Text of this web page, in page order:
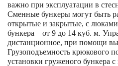
важно при эксплуатации в
Сменные бункеры могут быть
открытые и закрытые, с
бункера – от 9 до 14 куб. м.
дистанционное, при помощи
Грузоподъемность крюкового
установки груженого бункера